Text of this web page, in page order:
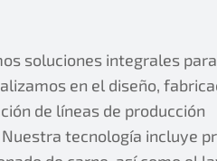
soluciones integrales
en el diseño,
de líneas de producción
tecnología incluye